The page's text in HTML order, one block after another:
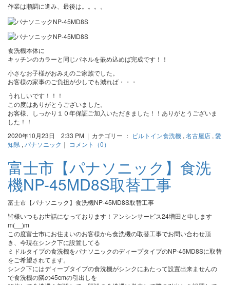
作業は順調に進み、最後は。。。。
食洗機本体に
キッチンのカラーと同じパネルを嵌め込めば完成です！！
小さなお子様がおみえのご家族でした。
お客様の家事のご負担が少しでも減れば・・・
うれしいです！！！
この度はありがとうございました。
お客様、しっかり１０年保証ご加入いただきました！！ありがとうございま
した！！
2020年10月23日 2:33 PM | カテゴリー ： ビルトイン食洗機 , 名古屋店 , 愛
知県 , パナソニック ｜ コメント（0）
富士市【パナソニック】食洗
機NP-45MD8S取替工事
富士市【パナソニック】食洗機NP-45MD8S取替工事
皆様いつもお世話になっております！アンシンサービス24増田と申します
m(__)m
この度富士市にお住まいのお客様から食洗機の取替工事でお問い合わせ頂
き、今現在シンク下に設置してる
ミドルタイプの食洗機をパナソニックのディープタイプのNP-45MD8Sに取替
をご希望されてます。
シンク下にはディープタイプの食洗機がシンクにあたって設置出来ませんの
で食洗機の隣の45cmの引出しを